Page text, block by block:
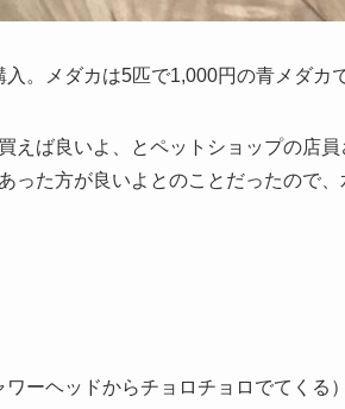
。メダカは5匹で1,000円の青メダカで
ば良いよ、とペットショップの店
った方が良いよとのことだったので
ーヘッドからチョロチョロでてくる）